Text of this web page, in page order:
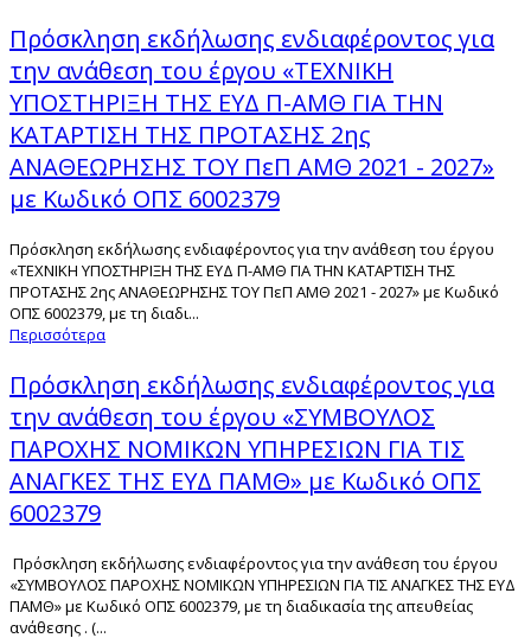
Πρόσκληση εκδήλωσης ενδιαφέροντος για
την ανάθεση του έργου «ΤΕΧΝΙΚΗ
ΥΠΟΣΤΗΡΙΞΗ ΤΗΣ ΕΥΔ Π-ΑΜΘ ΓΙΑ ΤΗΝ
ΚΑΤΑΡΤΙΣΗ ΤΗΣ ΠΡΟΤΑΣΗΣ 2ης
ΑΝΑΘΕΩΡΗΣΗΣ ΤΟΥ ΠεΠ ΑΜΘ 2021 - 2027»
με Κωδικό ΟΠΣ 6002379
Πρόσκληση εκδήλωσης ενδιαφέροντος για την ανάθεση του έργου
«ΤΕΧΝΙΚΗ ΥΠΟΣΤΗΡΙΞΗ ΤΗΣ ΕΥΔ Π-ΑΜΘ ΓΙΑ ΤΗΝ ΚΑΤΑΡΤΙΣΗ ΤΗΣ
ΠΡΟΤΑΣΗΣ 2ης ΑΝΑΘΕΩΡΗΣΗΣ ΤΟΥ ΠεΠ ΑΜΘ 2021 - 2027» με Κωδικό
ΟΠΣ 6002379, με τη διαδι...
Περισσότερα
Πρόσκληση εκδήλωσης ενδιαφέροντος για
την ανάθεση του έργου «ΣΥΜΒΟΥΛΟΣ
ΠΑΡΟΧΗΣ ΝΟΜΙΚΩΝ ΥΠΗΡΕΣΙΩΝ ΓΙΑ ΤΙΣ
ΑΝΑΓΚΕΣ ΤΗΣ ΕΥΔ ΠΑΜΘ» με Κωδικό ΟΠΣ
6002379
Πρόσκληση εκδήλωσης ενδιαφέροντος για την ανάθεση του έργου
«ΣΥΜΒΟΥΛΟΣ ΠΑΡΟΧΗΣ ΝΟΜΙΚΩΝ ΥΠΗΡΕΣΙΩΝ ΓΙΑ ΤΙΣ ΑΝΑΓΚΕΣ ΤΗΣ ΕΥΔ
ΠΑΜΘ» με Κωδικό ΟΠΣ 6002379, με τη διαδικασία της απευθείας
ανάθεσης . (...